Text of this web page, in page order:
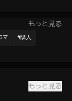
もっと見る
マ #隣人
もっと見る